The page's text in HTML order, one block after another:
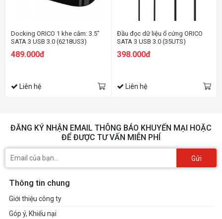
Docking ORICO 1 khe cắm: 3.5"
SATA 3 USB 3.0 (6218US3)
489.000đ
Liên hệ
Đầu đọc dữ liệu ổ cứng ORICO
SATA 3 USB 3.0 (35UTS)
398.000đ
Liên hệ
ĐĂNG KÝ NHẬN EMAIL THÔNG BÁO KHUYẾN MẠI HOẶC
ĐỂ ĐƯỢC TƯ VẤN MIỄN PHÍ
Gửi
Thông tin chung
Giới thiệu công ty
Góp ý, Khiếu nại